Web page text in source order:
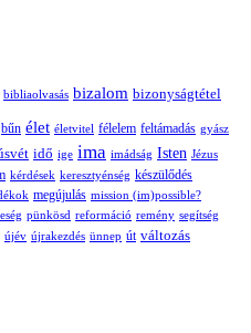
bibliaolvasás bizalom bizonyságtétel
bűn élet életvitel félelem feltámadás gyász
idő ige ima imádság Isten Jézus
kérdések keresztyénség készülődés
megújulás mission (im)possible?
pünkösd reformáció remény segítség
újév újrakezdés ünnep út változás